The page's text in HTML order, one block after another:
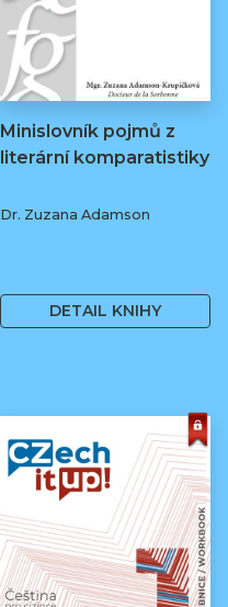
Minislovník pojmů z
literární komparatistiky
Dr. Zuzana Adamson
DETAIL KNIHY